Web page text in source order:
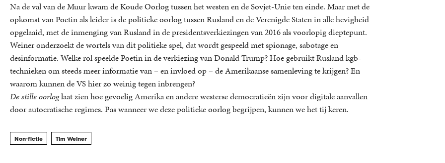
Na de val van de Muur kwam de Koude Oorlog tussen het westen en de Sovjet-Unie ten einde. Maar met de
opkomst van Poetin als leider is de politieke oorlog tussen Rusland en de Verenigde Staten in alle hevigheid
opgelaaid, met de inmenging van Rusland in de presidentsverkiezingen van 2016 als voorlopig dieptepunt.
Weiner onderzoekt de wortels van dit politieke spel, dat wordt gespeeld met spionage, sabotage en
desinformatie. Welke rol speelde Poetin in de verkiezing van Donald Trump? Hoe gebruikt Rusland kgb-
technieken om steeds meer informatie van – en invloed op – de Amerikaanse samenleving te krijgen? En
waarom kunnen de VS hier zo weinig tegen inbrengen?
De stille oorloglaat zien hoe gevoelig Amerika en andere westerse democratieën zijn voor digitale aanvallen
door autocratische regimes. Pas wanneer we deze politieke oorlog begrijpen, kunnen we het tij keren.
Non-fictie Tim Weiner